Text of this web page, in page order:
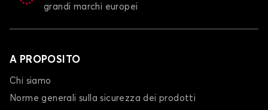
grandi marchi europei
A PROPOSITO
Chi siamo
Norme generali sulla sicurezza dei prodotti